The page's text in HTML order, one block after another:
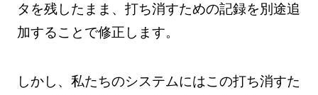
タを残したまま、打ち消すための記録を別途追
加することで修正します。
しかし、私たちのシステムにはこの打ち消すた